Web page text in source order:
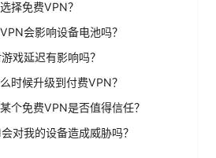
择免费VPN？
会影响设备电池吗？
戏延迟有影响吗？
时候升级到付费VPN？
个免费VPN是否值得信任？
对我的设备造成威胁吗？